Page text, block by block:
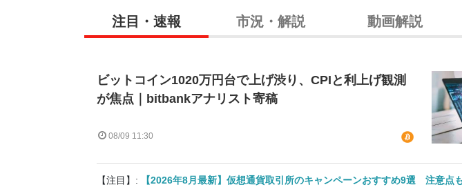
注目・速報 市況・解説 動画解説
ビットコイン1020万円台で上げ渋り、CPIと利上げ観測
が焦点｜bitbankアナリスト寄稿
08/09 11:30
【注目】: 【2026年8月最新】仮想通貨取引所のキャンペーンおすすめ9選 注意点